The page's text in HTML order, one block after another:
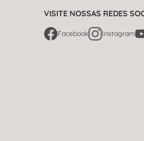
VISITE NOSSAS REDES
Facebook Instagram